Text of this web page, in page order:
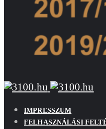
IMPRESSZUM
FELHASZNÁLÁSI